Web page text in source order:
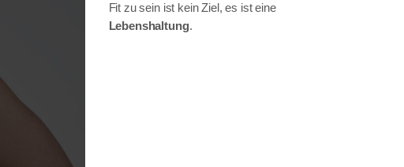
Fit zu sein ist kein Ziel, es ist eine
Lebenshaltung.